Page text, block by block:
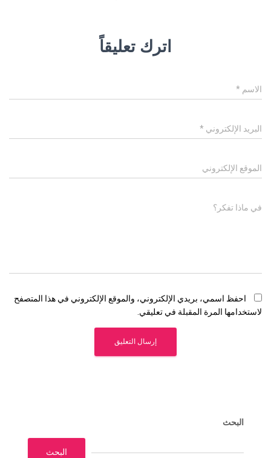
اترك تعليقاً
الاسم *
البريد الإلكتروني *
الموقع الإلكتروني
في ماذا تفكر؟
احفظ اسمي، بريدي الإلكتروني، والموقع الإلكتروني في هذا المتصفح
لاستخدامها المرة المقبلة في تعليقي.
البحث
البحث